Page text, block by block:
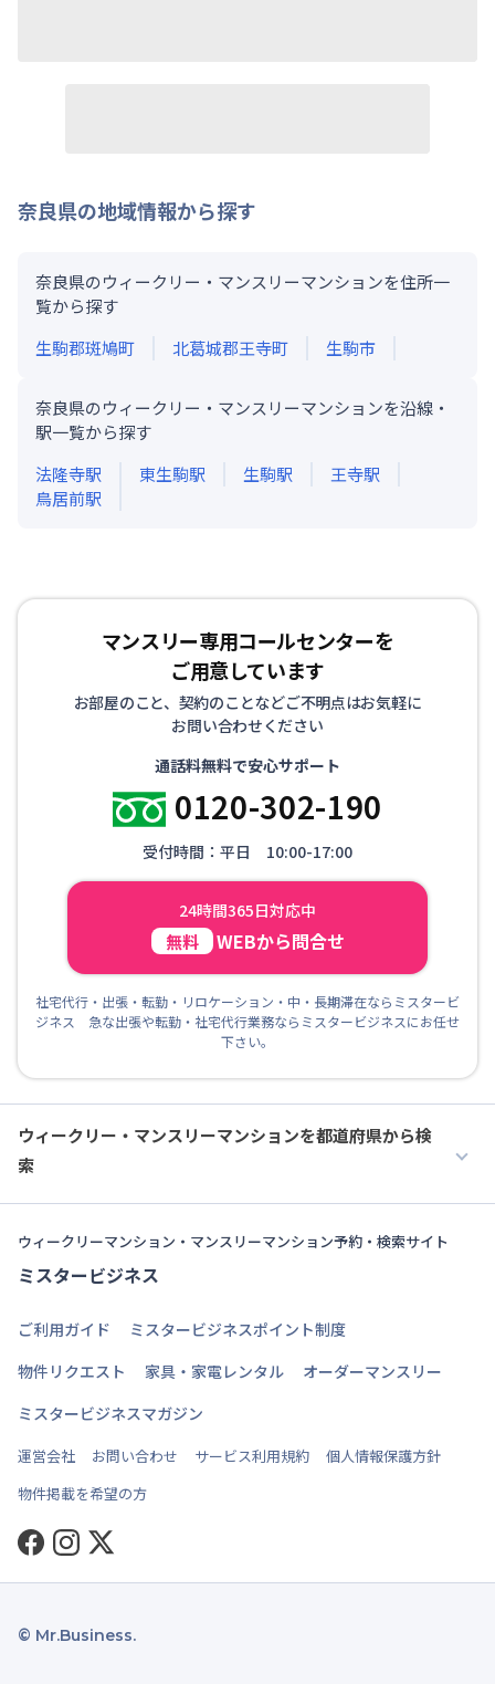
奈良県の地域情報から探す
奈良県のウィークリー・マンスリーマンションを住所一
覧から探す
生駒郡斑鳩町
北葛城郡王寺町 生駒市
奈良県のウィークリー・マンスリーマンションを沿線・
駅一覧から探す
法隆寺駅 東生駒駅 生駒駅 王寺駅
鳥居前駅
マンスリー専用コールセンターを
ご用意しています
お部屋のこと、契約のことなどご不明点はお気軽に
お問い合わせください
通話料無料で安心サポート
0120-302-190
受付時間：平日 10:00-17:00
24時間365日対応中
無料 WEBから問合せ
社宅代行・出張・転勤・リロケーション・中・長期滞在ならミスタービ
ジネス 急な出張や転勤・社宅代行業務ならミスタービジネスにお任せ
下さい。
ウィークリー・マンスリーマンションを都道府県から検
索
ウィークリーマンション・マンスリーマンション予約・検索サイト
ミスタービジネス
ご利用ガイド
ミスタービジネスポイント制度
物件リクエスト
家具・家電レンタル
オーダーマンスリー
ミスタービジネスマガジン
運営会社 お問い合わせ サービス利用規約
個人情報保護方針
物件掲載を希望の方
Facebook
Instagram
Twitter
© Mr.Business.